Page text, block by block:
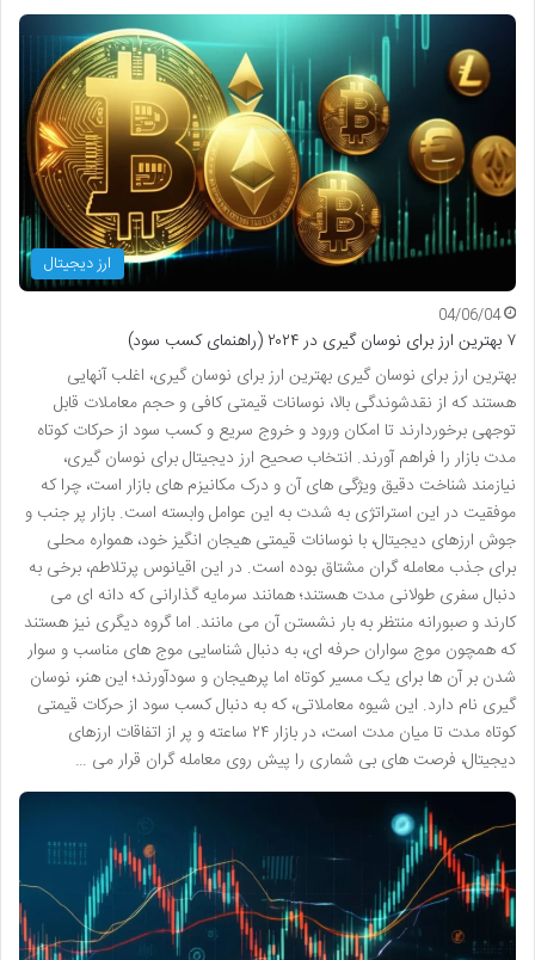
ارز دیجیتال
04/06/04
۷ بهترین ارز برای نوسان گیری در ۲۰۲۴ (راهنمای کسب سود)
بهترین ارز برای نوسان گیری بهترین ارز برای نوسان گیری، اغلب آنهایی
هستند که از نقدشوندگی بالا، نوسانات قیمتی کافی و حجم معاملات قابل
توجهی برخوردارند تا امکان ورود و خروج سریع و کسب سود از حرکات کوتاه
مدت بازار را فراهم آورند. انتخاب صحیح ارز دیجیتال برای نوسان گیری،
نیازمند شناخت دقیق ویژگی های آن و درک مکانیزم های بازار است، چرا که
موفقیت در این استراتژی به شدت به این عوامل وابسته است. بازار پر جنب و
جوش ارزهای دیجیتال، با نوسانات قیمتی هیجان انگیز خود، همواره محلی
برای جذب معامله گران مشتاق بوده است. در این اقیانوس پرتلاطم، برخی به
دنبال سفری طولانی مدت هستند؛ همانند سرمایه گذارانی که دانه ای می
کارند و صبورانه منتظر به بار نشستن آن می مانند. اما گروه دیگری نیز هستند
که همچون موج سواران حرفه ای، به دنبال شناسایی موج های مناسب و سوار
شدن بر آن ها برای یک مسیر کوتاه اما پرهیجان و سودآورند؛ این هنر، نوسان
گیری نام دارد. این شیوه معاملاتی، که به دنبال کسب سود از حرکات قیمتی
کوتاه مدت تا میان مدت است، در بازار ۲۴ ساعته و پر از اتفاقات ارزهای
دیجیتال، فرصت های بی شماری را پیش روی معامله گران قرار می …